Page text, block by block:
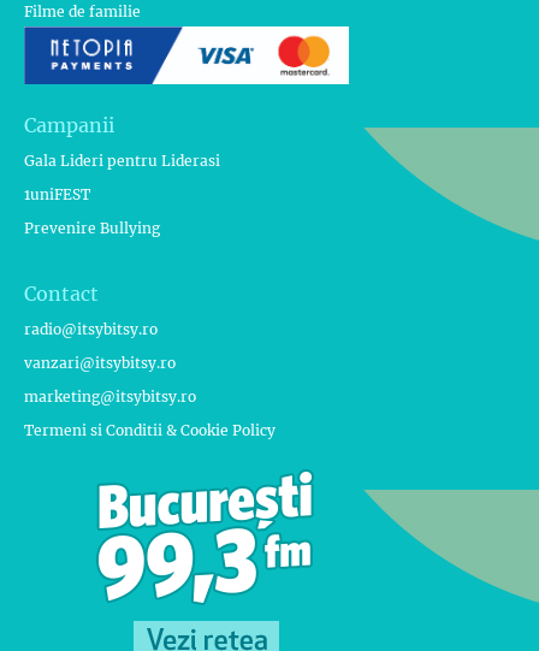
Filme de familie
Campanii
Gala Lideri pentru Liderasi
1uniFEST
Prevenire Bullying
Contact
radio@itsybitsy.ro
vanzari@itsybitsy.ro
marketing@itsybitsy.ro
Termeni si Conditii & Cookie Policy